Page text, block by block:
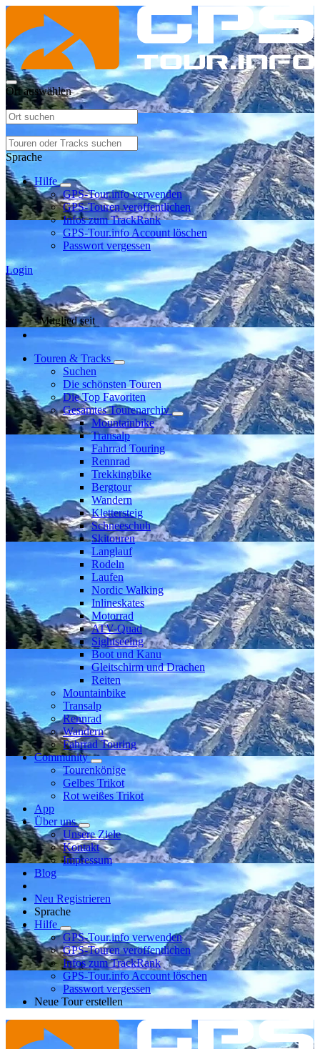
Ort auswählen
Sprache
Hilfe
GPS-Tour.info verwenden
GPS-Touren veröffentlichen
Infos zum TrackRank
GPS-Tour.info Account löschen
Passwort vergessen
Login
Mitglied seit
Touren & Tracks
Suchen
Die schönsten Touren
Die Top Favoriten
Gesamtes Tourenarchiv
Mountainbike
Transalp
Fahrrad Touring
Rennrad
Trekkingbike
Bergtour
Wandern
Klettersteig
Schneeschuh
Skitouren
Langlauf
Rodeln
Laufen
Nordic Walking
Inlineskates
Motorrad
ATV-Quad
Sightseeing
Boot und Kanu
Gleitschirm und Drachen
Reiten
Mountainbike
Transalp
Rennrad
Wandern
Fahrrad Touring
Community
Tourenkönige
Gelbes Trikot
Rot weißes Trikot
App
Über uns
Unsere Ziele
Kontakt
Impressum
Blog
Neu Registrieren
Sprache
Hilfe
GPS-Tour.info verwenden
GPS-Touren veröffentlichen
Infos zum TrackRank
GPS-Tour.info Account löschen
Passwort vergessen
Neue Tour erstellen